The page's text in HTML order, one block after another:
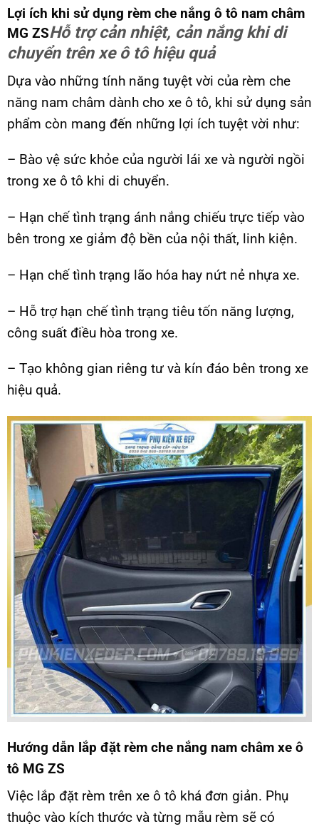
Lợi ích khi sử dụng rèm che nắng ô tô nam châm
MG ZSHỗ trợ cản nhiệt, cản nắng khi di
chuyển trên xe ô tô hiệu quả
Dựa vào những tính năng tuyệt vời của rèm che
năng nam châm dành cho xe ô tô, khi sử dụng sản
phẩm còn mang đến những lợi ích tuyệt vời như:
– Bào vệ sức khỏe của người lái xe và người ngồi
trong xe ô tô khi di chuyển.
– Hạn chế tình trạng ánh nắng chiếu trực tiếp vào
bên trong xe giảm độ bền của nội thất, linh kiện.
– Hạn chế tình trạng lão hóa hay nứt nẻ nhựa xe.
– Hỗ trợ hạn chế tình trạng tiêu tốn năng lượng,
công suất điều hòa trong xe.
– Tạo không gian riêng tư và kín đáo bên trong xe
hiệu quả.
Hướng dẫn lắp đặt rèm che nắng nam châm xe ô
tô MG ZS
Việc lắp đặt rèm trên xe ô tô khá đơn giản. Phụ
thuộc vào kích thước và từng mẫu rèm sẽ có